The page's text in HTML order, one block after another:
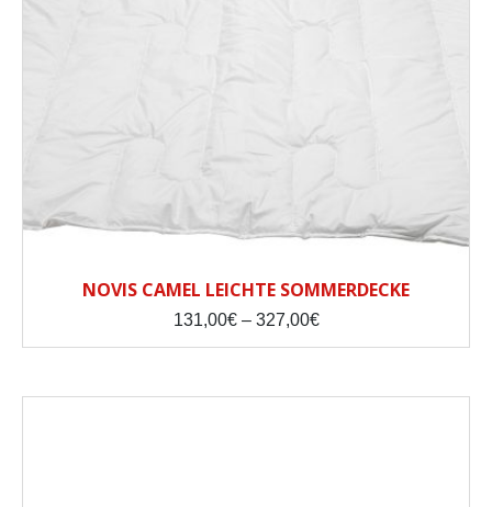
NOVIS CAMEL LEICHTE SOMMERDECKE
131,00€ – 327,00€Price
327,00€